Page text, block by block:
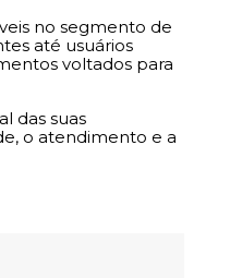
no segmento de
até usuários
voltados para
das suas
o atendimento e a